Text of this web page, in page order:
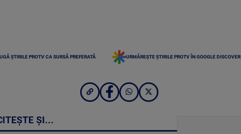
ȘTIRILE PROTV CA SURSĂ PREFERATĂ URMĂREȘTE ȘTIRILE PROTV ÎN GOOGLE DISCOVER
ȘI...